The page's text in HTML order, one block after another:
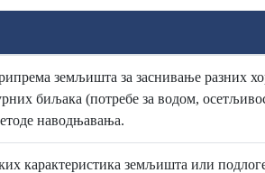
земљишта за заснивање разних
биљака (потребе за водом,
наводњавања.
карактеристика земљишта или подлоге